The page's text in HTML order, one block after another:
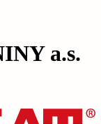
a.s.